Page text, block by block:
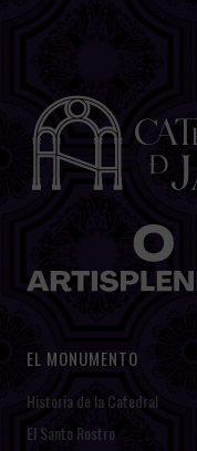
EL MONUMENTO
Historia de la Catedral
El Santo Rostro